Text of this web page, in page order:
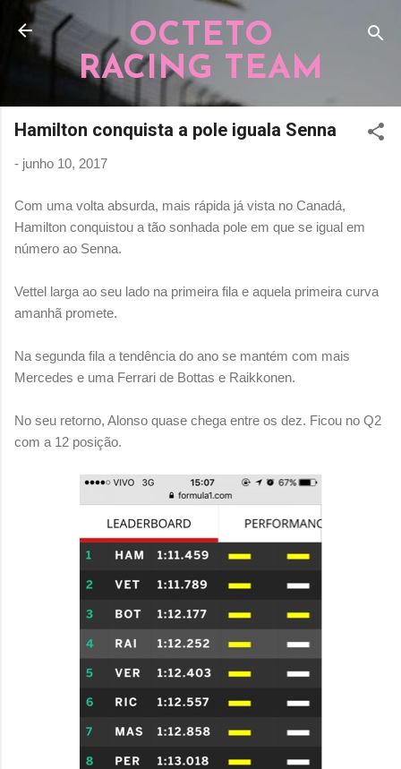
Pular para o conteúdo principal
OCTETO
RACING TEAM
Hamilton conquista a pole iguala Senna
- junho 10, 2017
Com uma volta absurda, mais rápida já vista no Canadá,
Hamilton conquistou a tão sonhada pole em que se igual em
número ao Senna.
Vettel larga ao seu lado na primeira fila e aquela primeira curva
amanhã promete.
Na segunda fila a tendência do ano se mantém com mais
Mercedes e uma Ferrari de Bottas e Raikkonen.
No seu retorno, Alonso quase chega entre os dez. Ficou no Q2
com a 12 posição.